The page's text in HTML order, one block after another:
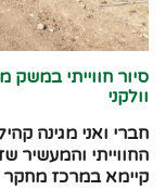
סיור חווייתי במשק
וולקני
חברי ואני מגינה
החווייתי והמעשיר
קיימא במרכז מחקר